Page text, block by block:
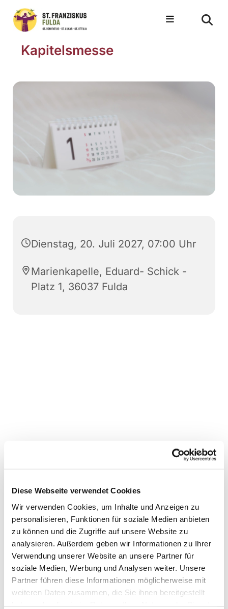
Diese Webseite verwendet Cookies
Wir verwenden Cookies, um Inhalte und Anzeigen zu
personalisieren, Funktionen für soziale Medien anbieten
zu können und die Zugriffe auf unsere Website zu
analysieren. Außerdem geben wir Informationen zu Ihrer
Verwendung unserer Website an unsere Partner für
soziale Medien, Werbung und Analysen weiter. Unsere
Partner führen diese Informationen möglicherweise mit
weiteren Daten zusammen, die Sie ihnen bereitgestellt
Kapitelsmesse
Dienstag, 20. Juli 2027, 07:00 Uhr
Marienkapelle, Eduard- Schick -
Platz 1, 36037 Fulda
Dies könnte Sie auch
interessieren